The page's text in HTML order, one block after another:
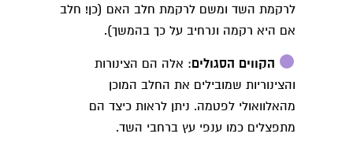
לרקמת השד ומשם לרקמת חלב האם (כן! חלב
אם היא רקמה ונרחיב על כך בהמשך).
הקווים הסגולים: אלה הם הצינורות
והצינוריות שמובילים את החלב המוכן
מהאלוואולי לפטמה. ניתן לראות כיצד הם
מתפצלים כמו ענפי עץ ברחבי השד.